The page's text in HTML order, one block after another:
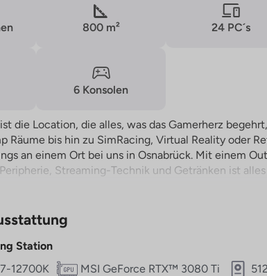
800 m² 24 PC´s
6 Konsolen
die Location, die alles, was das Gamerherz
Räume bis hin zu SimRacing, Virtual Reality oder
an einem Ort bei uns in Osnabrück. Mit einem
Streaming-Technik und Getränken ist
Station
12700K
MSI GeForce RTX™ 3080 Ti